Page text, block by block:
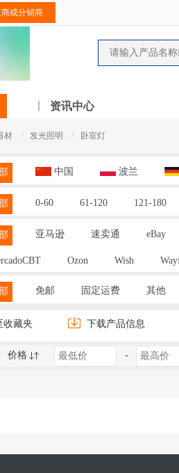
或分销商
资讯中心
材 / 发光照明 / 卧室灯
中国 波兰
0-60 61-120 121-180
亚马逊 速卖通 eBay
Ozon Wish
免邮 固定运费 其他
收藏夹 下载产品信息
价格 -